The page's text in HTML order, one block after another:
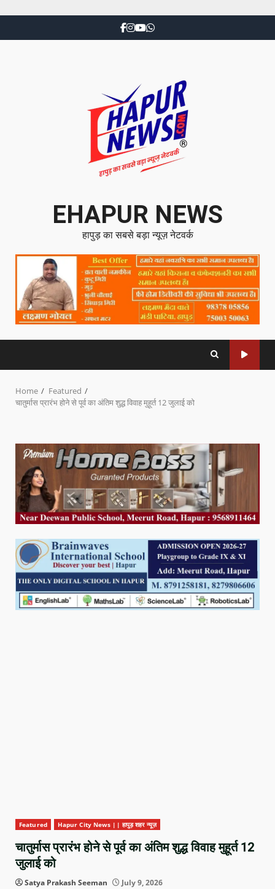
EHAPUR NEWS
हापुड़ का सबसे बड़ा न्यूज़ नेटवर्क
Home
Featured
चातुर्मास प्रारंभ होने से पूर्व का अंतिम शुद्ध विवाह मुहूर्त 12 जुलाई को
Featured Hapur City News || हापुड़ शहर न्यूज़
चातुर्मास प्रारंभ होने से पूर्व का अंतिम शुद्ध विवाह मुहूर्त 12
जुलाई को
Satya Prakash Seeman July 9, 2026